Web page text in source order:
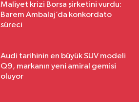
Maliyet krizi Borsa şirketini vurdu:
Barem Ambalaj’da konkordato
süreci
Audi tarihinin en büyük SUV modeli
Q9, markanın yeni amiral gemisi
oluyor